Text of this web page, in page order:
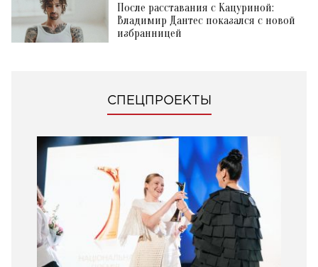
После расставания с Кацуриной:
Владимир Дантес показался с новой
избранницей
СПЕЦПРОЕКТЫ